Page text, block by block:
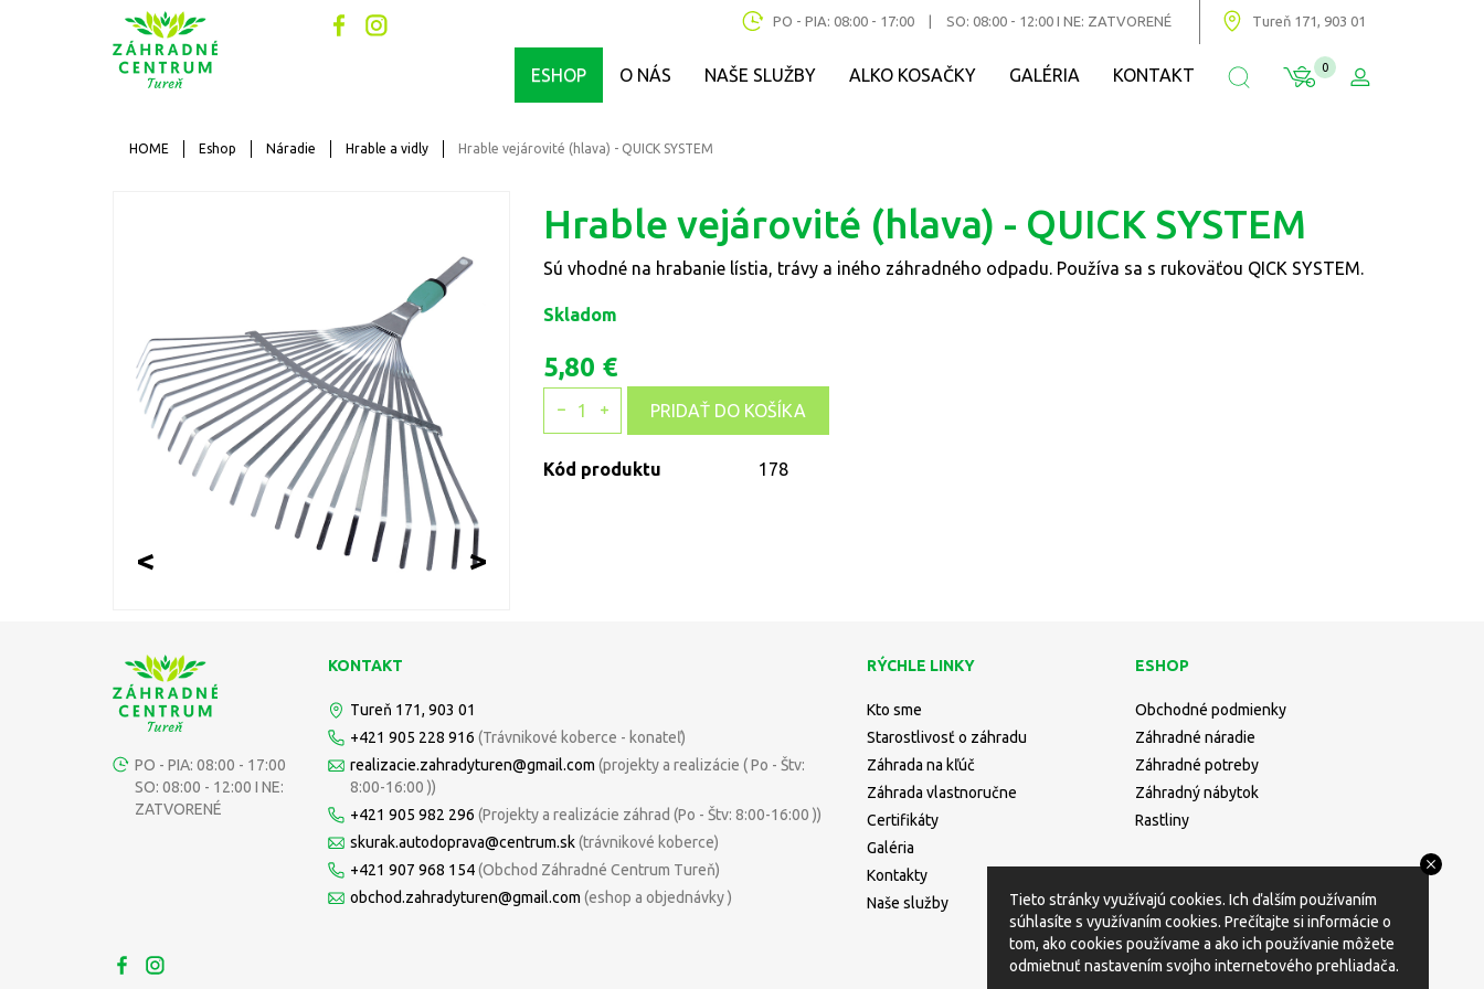
Tureň 171, 903 01
PO - PIA: 08:00 - 17:00 SO: 08:00 - 12:00 I NE: ZATVORENÉ
ESHOP O NÁS NAŠE SLUŽBY ALKO KOSAČKY GALÉRIA KONTAKT 0
HOME Eshop Náradie Hrable a vidly Hrable vejárovité (hlava) - QUICK SYSTEM
>
<
Hrable vejárovité (hlava) - QUICK SYSTEM
Sú vhodné na hrabanie lístia, trávy a iného záhradného odpadu. Používa sa s rukoväťou QICK SYSTEM.
Skladom
5,80 €
1 PRIDAŤ DO KOŠÍKA
Kód produktu 178
PO - PIA: 08:00 - 17:00
SO: 08:00 - 12:00 I NE:
ZATVORENÉ
KONTAKT
Tureň 171, 903 01
+421 905 228 916 (Trávnikové koberce - konateľ)
realizacie.zahradyturen@gmail.com (projekty a realizácie ( Po - Štv:
8:00-16:00 ))
+421 905 982 296 (Projekty a realizácie záhrad (Po - Štv: 8:00-16:00 ))
skurak.autodoprava@centrum.sk(trávnikové koberce)
+421 907 968 154(Obchod Záhradné Centrum Tureň)
obchod.zahradyturen@gmail.com (eshop a objednávky )
RÝCHLE LINKY
Kto sme
Starostlivosť o záhradu
Záhrada na kľúč
Záhrada vlastnoručne
Certifikáty
Galéria
Kontakty
Naše služby
ESHOP
Obchodné podmienky
Záhradné náradie
Záhradné potreby
Záhradný nábytok
Rastliny
Tieto stránky využívajú cookies. Ich ďalším používaním
súhlasíte s využívaním cookies. Prečítajte si informácie o
tom, ako cookies používame a ako ich používanie môžete
odmietnuť nastavením svojho internetového prehliadača.